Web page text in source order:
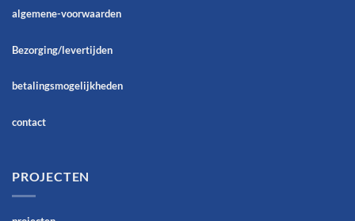
algemene-voorwaarden
Bezorging/levertijden
betalingsmogelijkheden
contact
PROJECTEN